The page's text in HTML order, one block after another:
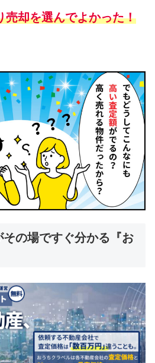
売却を選んでよかった！
の場ですぐ分かる『お